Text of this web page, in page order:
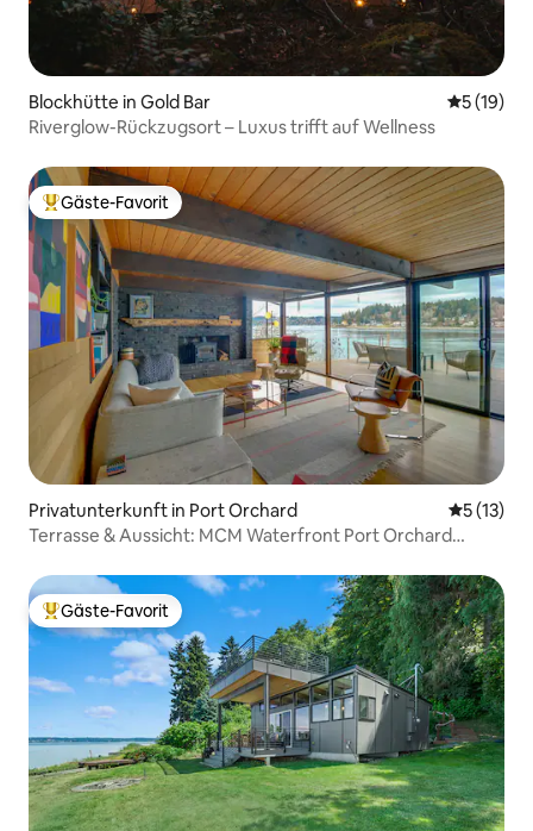
Blockhütte in Gold Bar
5 (19)
Riverglow-Rückzugsort – Luxus trifft auf Wellness
Beliebter Gäste-Favorit.
Gäste-Favorit
Privatunterkunft in Port Orchard
5 (13)
Terrasse & Aussicht: MCM Waterfront Port Orchard
Beliebter Gäste-Favorit.
Gäste-Favorit